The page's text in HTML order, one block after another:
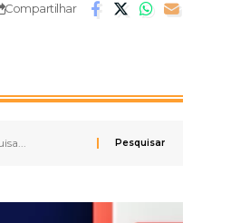
Compartilhar